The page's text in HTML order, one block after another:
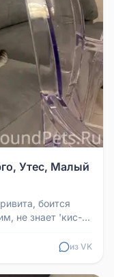
Утес, Малый
боится
не знает 'кис-
из VK